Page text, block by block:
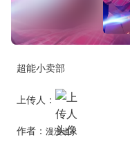
超能小卖部
上传人：
作者： 漫漫道